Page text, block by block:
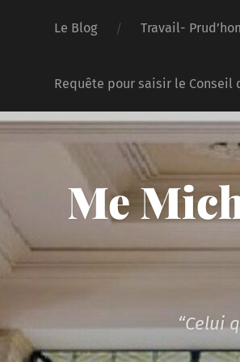
Le Blog Travail-
Requête pour saisir le Conseil
Me
“Celui